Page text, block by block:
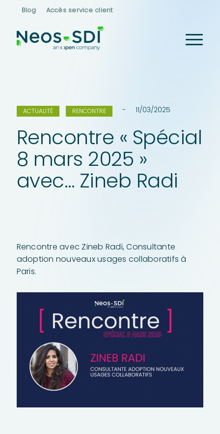
Blog Accès service client
ACTUALITÉ RENCONTRE 11/03/2025
Rencontre « Spécial
8 mars 2025 »
avec… Zineb Radi
Rencontre avec Zineb Radi, Consultante
adoption nouveaux usages collaboratifs à
Paris.